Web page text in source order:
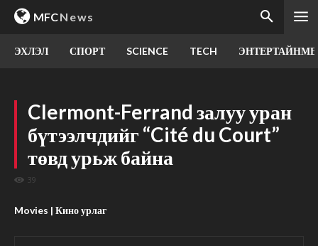
MFCNews
ЭХЛЭЛ СПОРТ SCIENCE TECH
Clermont-Ferrand залуу уран
бүтээлчдийг “Cité du Court”
төвд урьж байна
39
Movies | Кино урлаг